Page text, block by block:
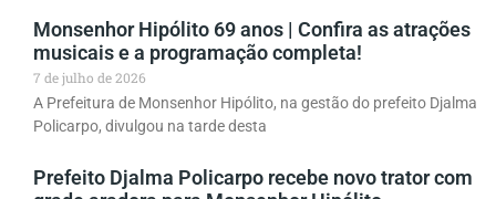
Monsenhor Hipólito 69 anos | Confira as atrações
musicais e a programação completa!
7 de julho de 2026
A Prefeitura de Monsenhor Hipólito, na gestão do prefeito Djalma
Policarpo, divulgou na tarde desta
Prefeito Djalma Policarpo recebe novo trator com